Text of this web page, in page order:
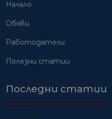
Начало
Обяви
Работодатели
Полезни статии
Последни статии